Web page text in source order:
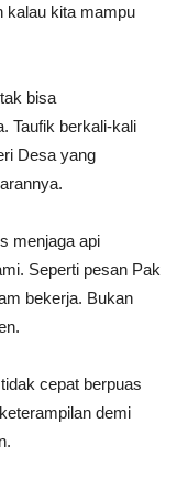
kalau kita mampu
bisa
Taufik berkali-kali
Desa yang
menjaga api
Seperti pesan Pak
bekerja. Bukan
cepat berpuas
demi